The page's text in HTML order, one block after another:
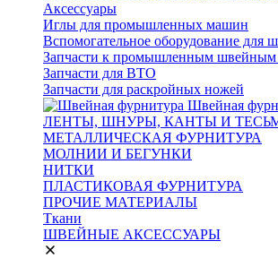
Аксессуары
Иглы для промышленных машин
Вспомогательное оборудование для
Запчасти к промышленным
Запчасти для ВТО
Запчасти для раскройных ножей
Швейная
ЛЕНТЫ, ШНУРЫ, КАНТЫ И
МЕТАЛЛИЧЕСКАЯ ФУРНИТУРА
МОЛНИИ И БЕГУНКИ
НИТКИ
ПЛАСТИКОВАЯ ФУРНИТУРА
ПРОЧИЕ МАТЕРИАЛЫ
Ткани
ШВЕЙНЫЕ АКСЕССУАРЫ